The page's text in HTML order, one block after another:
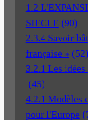
1.2
SIECLE (90)
2.3.4 Savoir
française » (52)
3.2.1 Les
(45)
4.2.1 Modèles
pour l'Europe